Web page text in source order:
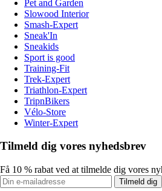
Pet and Garden
Slowood Interior
Smash-Expert
Sneak'In
Sneakids
Sport is good
Training-Fit
Trek-Expert
Triathlon-Expert
TripnBikers
Vélo-Store
Winter-Expert
Tilmeld dig vores nyhedsbrev
Få 10 % rabat ved at tilmelde dig vores
Tilmeld dig